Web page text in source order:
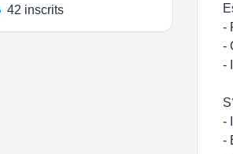
42 inscrits
-
-
-
-
-